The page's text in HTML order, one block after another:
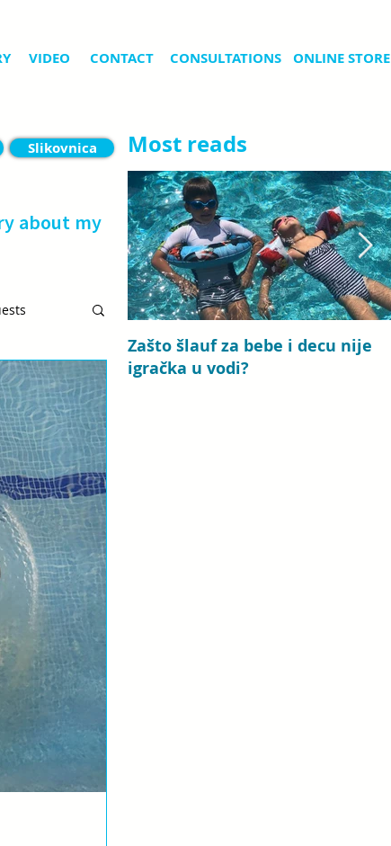
VIDEO CONTACT CONSULTATIONS ONLINE STORE
Slikovnica
about my
Most reads
Zašto šlauf za bebe i decu nije
igračka u vodi?